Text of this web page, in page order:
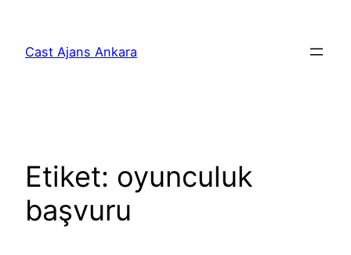
Cast Ajans Ankara
Etiket: oyunculuk
başvuru